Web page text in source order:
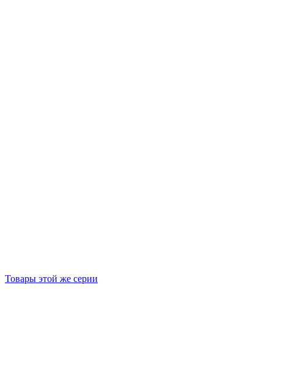
Товары этой же серии